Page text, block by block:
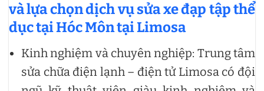
và lựa chọn dịch vụ sửa xe đạp tập thể
dục tại Hóc Môn tại Limosa
Kinh nghiệm và chuyên nghiệp: Trung tâm
sửa chữa điện lạnh – điện tử Limosa có đội